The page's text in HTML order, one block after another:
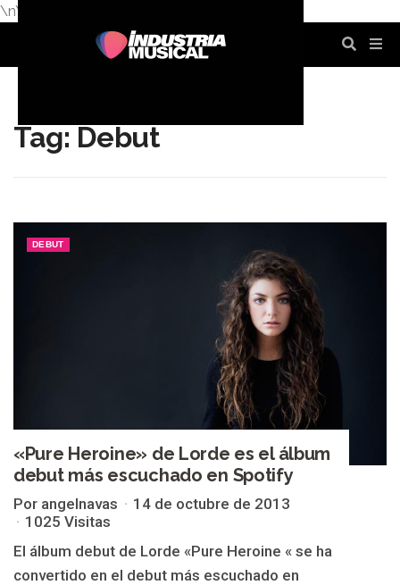
\n\n
Tag: Debut
DEBUT
«Pure Heroine» de Lorde es el álbum
debut más escuchado en Spotify
Por angelnavas
14 de octubre de 2013
1025 Visitas
El álbum debut de Lorde «Pure Heroine « se ha
convertido en el debut más escuchado en